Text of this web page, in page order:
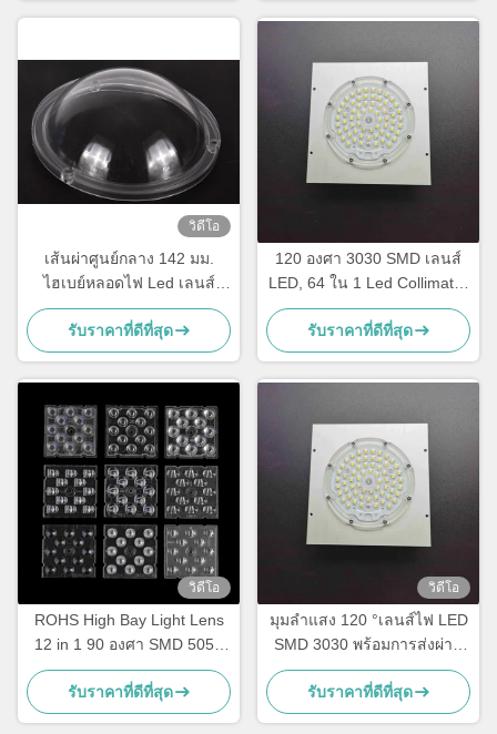
วิดีโอ
เส้นผ่าศูนย์กลาง 142 มม.
ไฮเบย์หลอดไฟ Led เลนส์
พลาสติกใส PC Cover 91%
รับราคาที่ดีที่สุด
120 องศา 3030 SMD เลนส์
LED, 64 ใน 1 Led Collimator
เลนส์สําหรับแสง Highbay
รับราคาที่ดีที่สุด
วิดีโอ
ROHS High Bay Light Lens
12 in 1 90 องศา SMD 5050
Led PC Optical Lens
รับราคาที่ดีที่สุด
วิดีโอ
มุมลำแสง 120 °เลนส์ไฟ LED
SMD 3030 พร้อมการส่งผ่าน
แสง 92% สำหรับ Street High
Bay และโคมไฟอุตสาหกรรม
รับราคาที่ดีที่สุด